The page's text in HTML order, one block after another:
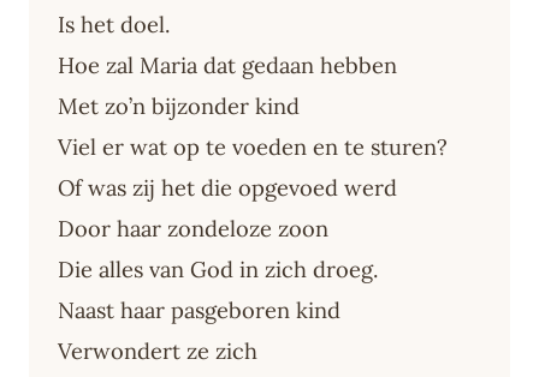
Is het doel.
Hoe zal Maria dat gedaan hebben
Met zo’n bijzonder kind
Viel er wat op te voeden en te sturen?
Of was zij het die opgevoed werd
Door haar zondeloze zoon
Die alles van God in zich droeg.
Naast haar pasgeboren kind
Verwondert ze zich